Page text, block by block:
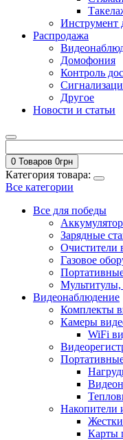
Инструмент
Распродажа
Домофония
Контроль
Другое
Новости и статьи
0 Товаров 0грн
Категория товара:
Все категории
Все для победы
Зарядные
Очистители
Газовое
Видеонаблюдение
Комплекты
Камеры
WiFi
Накопители
Карты